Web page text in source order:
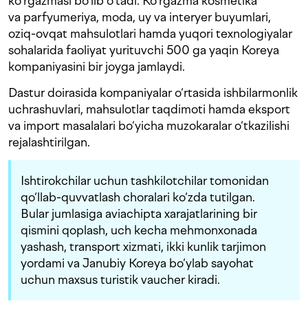
va parfyumeriya, moda, uy va interyer buyumlari,
oziq-ovqat mahsulotlari hamda yuqori texnologiyalar
sohalarida faoliyat yurituvchi 500 ga yaqin Koreya
kompaniyasini bir joyga jamlaydi.
Dastur doirasida kompaniyalar o‘rtasida ishbilarmonlik
uchrashuvlari, mahsulotlar taqdimoti hamda eksport
va import masalalari bo‘yicha muzokaralar o‘tkazilishi
rejalashtirilgan.
Ishtirokchilar uchun tashkilotchilar tomonidan
qo‘llab-quvvatlash choralari ko‘zda tutilgan.
Bular jumlasiga aviachipta xarajatlarining bir
qismini qoplash, uch kecha mehmonxonada
yashash, transport xizmati, ikki kunlik tarjimon
yordami va Janubiy Koreya bo‘ylab sayohat
uchun maxsus turistik vaucher kiradi.